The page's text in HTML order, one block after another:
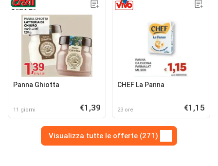
Panna Ghiotta
11 giorni €1,39
CHEF La Panna
23 ore €1,15
Visualizza tutte le offerte (271)